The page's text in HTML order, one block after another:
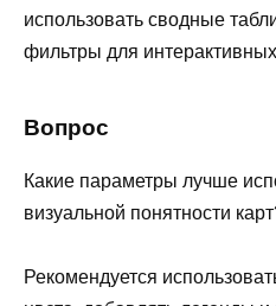
использовать сводные
фильтры для
Вопрос
Какие параметры лучше
визуальной понятности
Рекомендуется